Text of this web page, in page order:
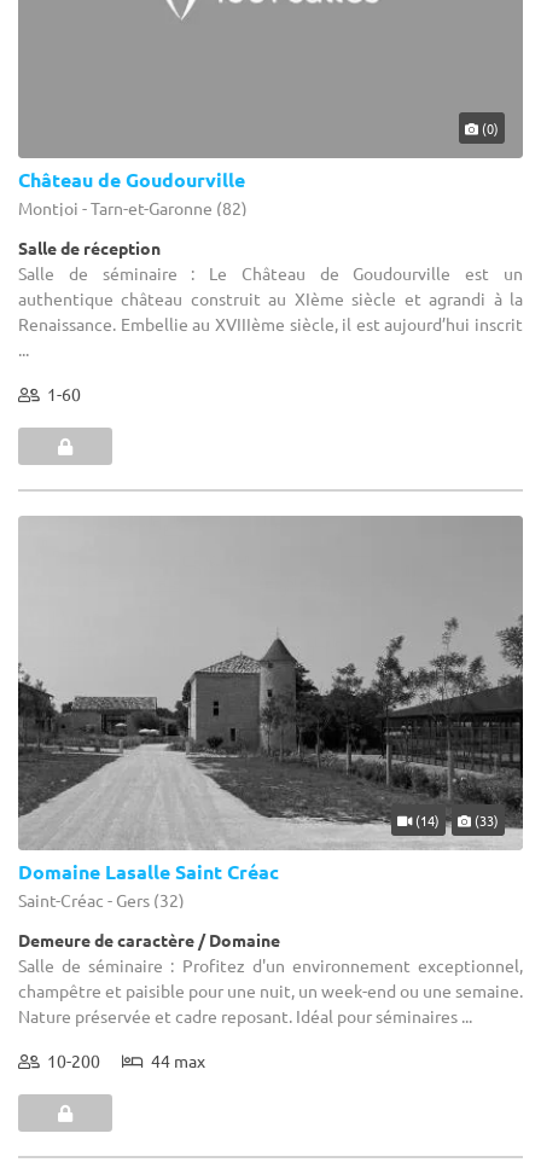
(0)
Château de Goudourville
Montjoi - Tarn-et-Garonne (82)
Salle de réception
Salle de séminaire : Le Château de Goudourville est un
authentique château construit au XIème siècle et agrandi à la
Renaissance. Embellie au XVIIIème siècle, il est aujourd’hui inscrit
1-60
(14) (33)
Domaine Lasalle Saint Créac
Saint-Créac - Gers (32)
Demeure de caractère / Domaine
Salle de séminaire : Profitez d'un environnement exceptionnel,
champêtre et paisible pour une nuit, un week-end ou une semaine.
Nature préservée et cadre reposant. Idéal pour séminaires ...
10-200 44 max